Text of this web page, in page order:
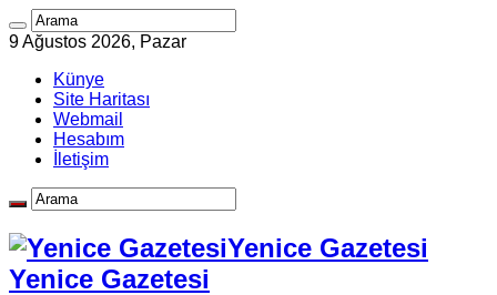
9 Ağustos 2026, Pazar
Künye
Site Haritası
Webmail
Hesabım
İletişim
Yenice Gazetesi
Yenice Gazetesi